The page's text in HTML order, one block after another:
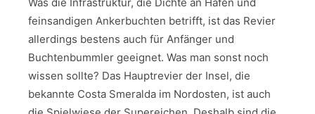
feinsandigen Ankerbuchten betrifft, ist das Revier
allerdings bestens auch für Anfänger und
Buchtenbummler geeignet. Was man sonst noch
wissen sollte? Das Hauptrevier der Insel, die
bekannte Costa Smeralda im Nordosten, ist auch